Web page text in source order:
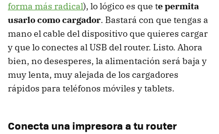
forma más radical), lo lógico es que te permita
usarlo como cargador. Bastará con que tengas a
mano el cable del dispositivo que quieres cargar
y que lo conectes al USB del router. Listo. Ahora
bien, no desesperes, la alimentación será baja y
muy lenta, muy alejada de los cargadores
rápidos para teléfonos móviles y tablets.
Conecta una impresora a tu router